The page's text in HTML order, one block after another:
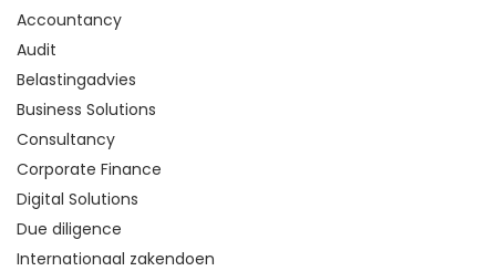
Accountancy
Audit
Belastingadvies
Business Solutions
Consultancy
Corporate Finance
Digital Solutions
Due diligence
Internationaal zakendoen